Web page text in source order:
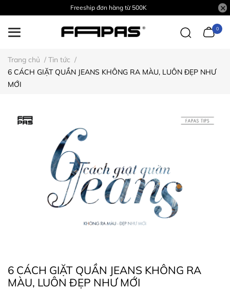
Freeship đơn hàng từ 500K
0
Trang chủ / Tin tức /
6 CÁCH GIẶT QUẦN JEANS KHÔNG RA MÀU, LUÔN ĐẸP NHƯ
MỚI
6 CÁCH GIẶT QUẦN JEANS KHÔNG RA
MÀU, LUÔN ĐẸP NHƯ MỚI